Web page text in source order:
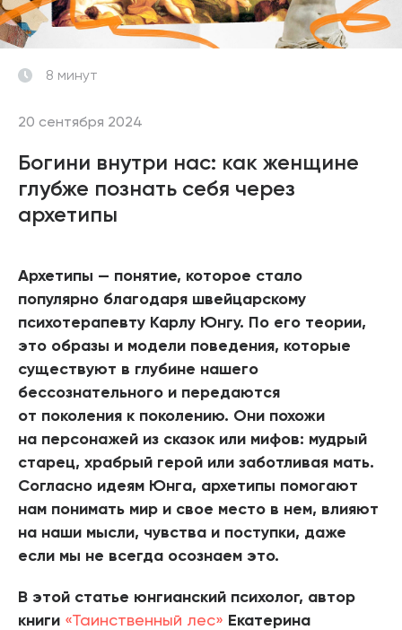
20 сентября 2024
8 минут
Богини внутри нас: как женщине
глубже познать себя через
архетипы
Архетипы — понятие, которое стало
популярно благодаря швейцарскому
психотерапевту Карлу Юнгу. По его теории,
это образы и модели поведения, которые
существуют в глубине нашего
бессознательного и передаются
от поколения к поколению. Они похожи
на персонажей из сказок или мифов: мудрый
старец, храбрый герой или заботливая мать.
Согласно идеям Юнга, архетипы помогают
нам понимать мир и свое место в нем, влияют
на наши мысли, чувства и поступки, даже
если мы не всегда осознаем это.
В этой статье юнгианский психолог, автор
книги «Таинственный лес» Екатерина